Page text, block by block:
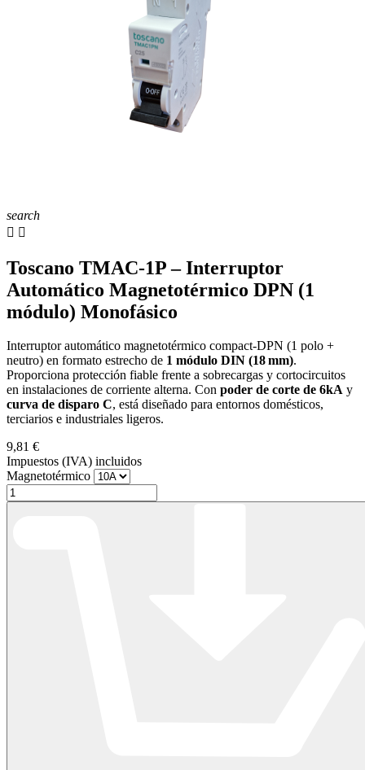
search
 
Toscano TMAC‑1P – Interruptor
Automático Magnetotérmico DPN (1
módulo) Monofásico
Interruptor automático magnetotérmico compact‑DPN (1 polo +
neutro) en formato estrecho de 1 módulo DIN (18 mm).
Proporciona protección fiable frente a sobrecargas y cortocircuitos
en instalaciones de corriente alterna. Con poder de corte de 6kA y
curva de disparo C, está diseñado para entornos domésticos,
terciarios e industriales ligeros.
9,81 €
Impuestos (IVA) incluidos
Magnetotérmico